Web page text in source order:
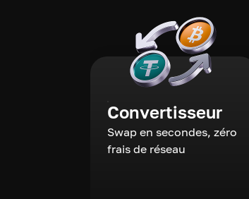
Convertisseur
Swap en secondes, zéro
frais de réseau